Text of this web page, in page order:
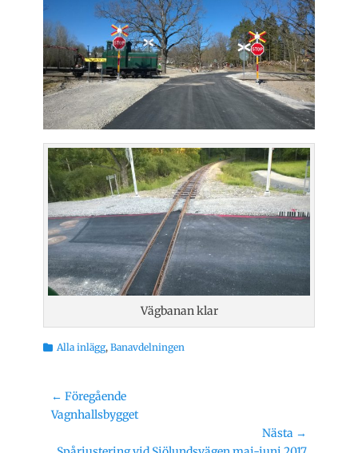
Vägbanan klar
Kategorier
Alla inlägg, Banavdelningen
Inläggsnavigering
← Föregående
Föregående
Vagnhallsbygget
Nästa →